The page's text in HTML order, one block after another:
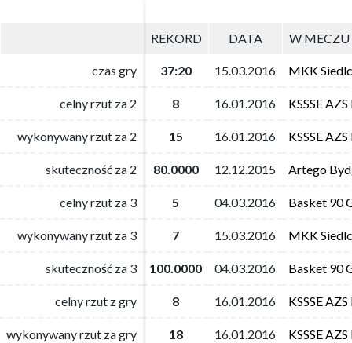
REKORD DATA W MECZU
czas gry 37:20 15.03.2016 MKK
celny rzut za 2 8 16.01.2016 KSSSE
wykonywany rzut za 2 15 16.01.2016 KSSSE
skuteczność za 2 80.0000 12.12.2015 Artego
celny rzut za 3 5 04.03.2016 Basket 90
wykonywany rzut za 3 7 15.03.2016 MKK
skuteczność za 3 100.0000 04.03.2016 Basket 90
celny rzut z gry 8 16.01.2016 KSSSE
wykonywany rzut za gry 18 16.01.2016 KSSSE
REKORD DATA W MECZU
czas gry 37:20 15.03.2016 MKK
celny rzut za 2 8 16.01.2016 KSSSE
wykonywany rzut za 2 15 16.01.2016 KSSSE
skuteczność za 2 80.0000 12.12.2015 Artego
celny rzut za 3 5 04.03.2016 Basket 90
wykonywany rzut za 3 7 15.03.2016 MKK
skuteczność za 3 100.0000 04.03.2016 Basket 90
celny rzut z gry 8 16.01.2016 KSSSE
wykonywany rzut za gry 18 16.01.2016 KSSSE